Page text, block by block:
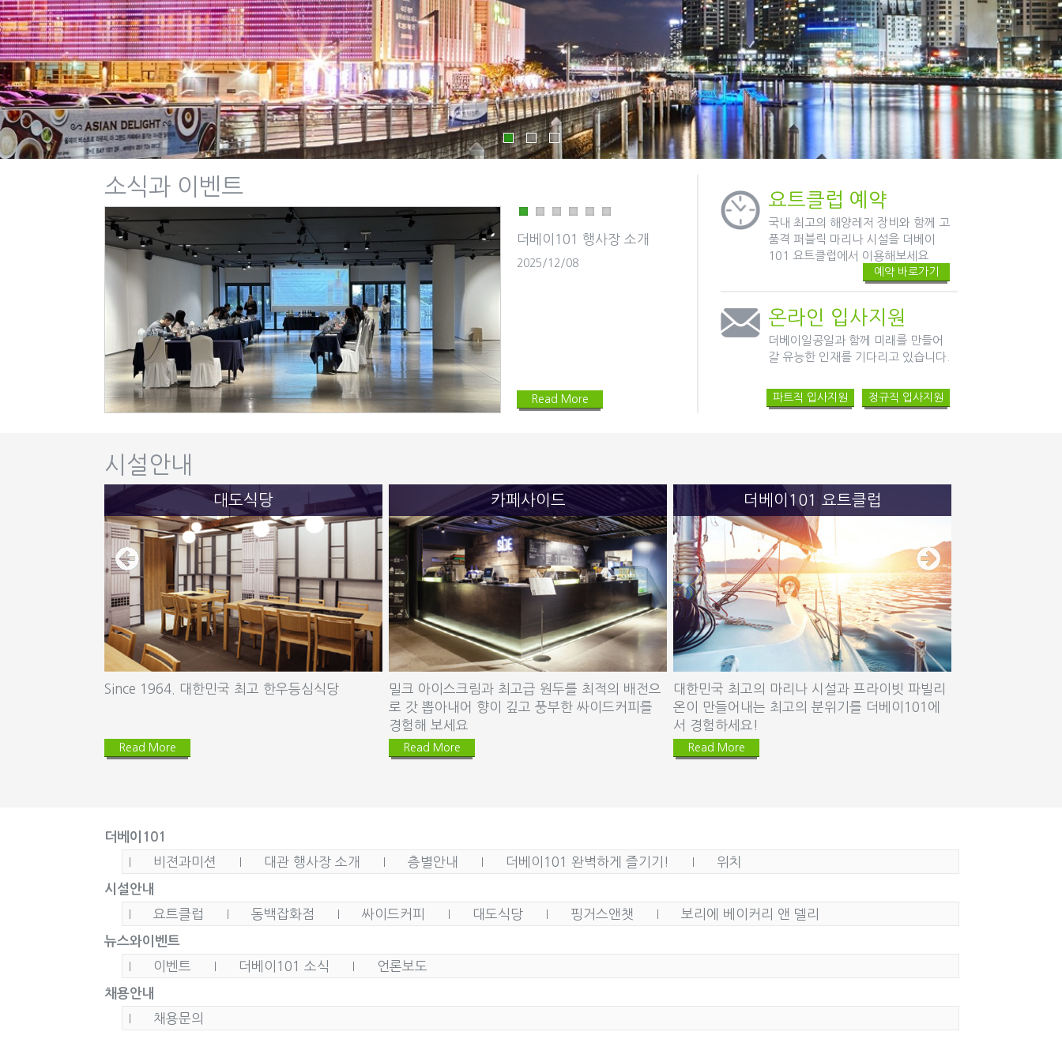
소식과 이벤트
더베이101 행사장 소개
2025/12/08
Read More
요트클럽 예약
국내 최고의 해양레저 장비와 함께 고
품격 퍼블릭 마리나 시설을 더베이
101 요트클럽에서 이용해보세요
예약 바로가기
온라인 입사지원
더베이일공일과 함께 미래를 만들어
갈 유능한 인재를 기다리고 있습니다.
정규직 입사지원
파트직 입사지원
시설안내
대도식당
Since 1964. 대한민국 최고 한우등심식당
Read More
카페사이드
밀크 아이스크림과 최고급 원두를 최적의 배전으
로 갓 뽑아내어 향이 깊고 풍부한 싸이드커피를
경험해 보세요
Read More
더베이101 요트클럽
대한민국 최고의 마리나 시설과 프라이빗 파빌리
온이 만들어내는 최고의 분위기를 더베이101에
서 경험하세요!
Read More
더베이101
비젼과미션
대관 행사장 소개 층별안내 더베이101 완벽하게 즐기기! 위치
시설안내
요트클럽
동백잡화점 싸이드커피 대도식당 핑거스앤챗 보리에 베이커리 앤 델리
뉴스와이벤트
이벤트
더베이101 소식 언론보도
채용안내
채용문의